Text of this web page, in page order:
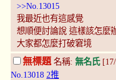
>>No.13015
我最近也有這感覺
想順便討論說 這樣該怎麼
大家都怎麼打破窘境
無標題 名稱: 無名氏[17/
No.13018 2推